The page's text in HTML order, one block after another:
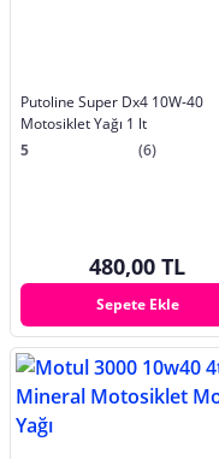
Putoline Super Dx4 10W-40
Motosiklet Yağı 1 lt
5
(6)
480,00 TL
Sepete Ekle